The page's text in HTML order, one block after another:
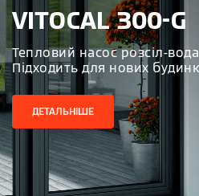
VITOCAL 300-G
Тепловий насос розсіл-
Підходить для нових
ДЕТАЛЬНІШЕ